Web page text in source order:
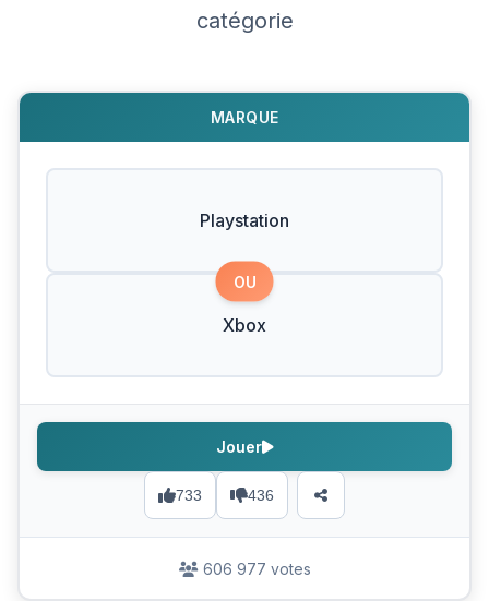
catégorie
MARQUE
Playstation
OU
Xbox
733 436
Jouer
606 977 votes